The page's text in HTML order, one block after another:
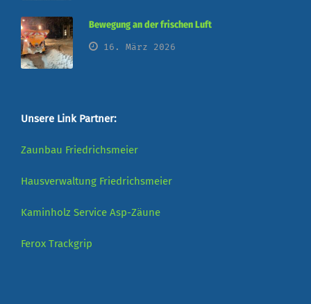
Bewegung an der frischen Luft
16. März 2026
Unsere Link Partner:
Zaunbau Friedrichsmeier
Hausverwaltung Friedrichsmeier
Kaminholz Service Asp-Zäune
Ferox Trackgrip